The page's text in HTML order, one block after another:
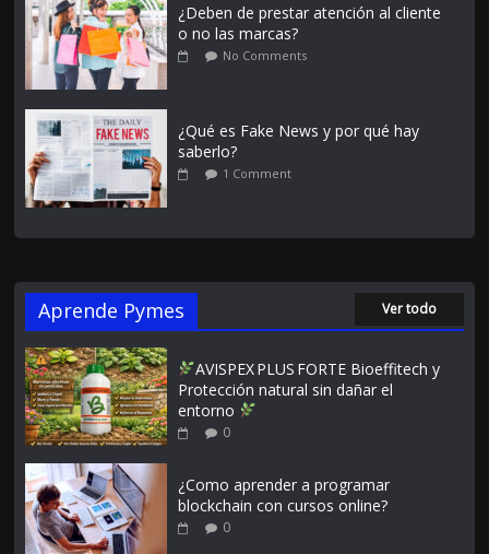
¿Deben de prestar atención al cliente
o no las marcas?
No Comments
¿Qué es Fake News y por qué hay
saberlo?
1 Comment
Aprende Pymes Ver todo
AVISPEX PLUS FORTE Bioeffitech y
Protección natural sin dañar el
entorno
0
¿Como aprender a programar
blockchain con cursos online?
0